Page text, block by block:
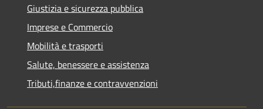
Giustizia e sicurezza pubblica
Imprese e Commercio
Mobilità e trasporti
Salute, benessere e assistenza
Tributi,finanze e contravvenzioni